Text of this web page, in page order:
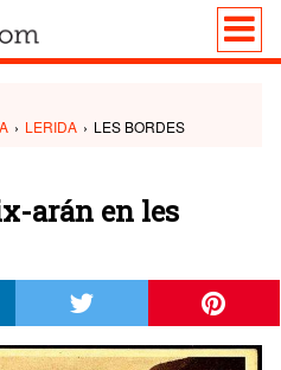
› LERIDA › LES BORDES
arán en les